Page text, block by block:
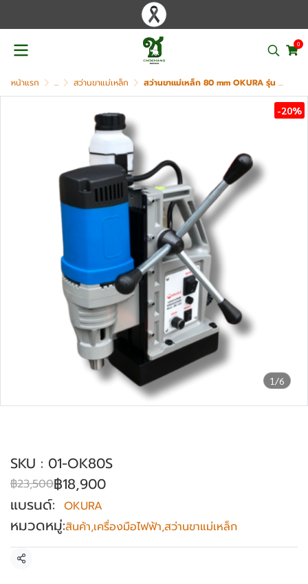
0
หน้าแรก ... สว่านขาแม่เหล็ก สว่านขาแม่เหล็ก 80 mm OKURA รุ่น OK-80S
1/6
-20%
SKU : 01-OK80S
฿23,500฿18,900
แบรนด์: OKURA
หมวดหมู่:สินค้า,เครื่องมือไฟฟ้า,สว่านขาแม่เหล็ก
แชร์